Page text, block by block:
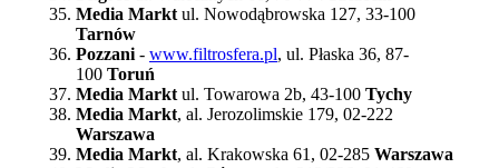
Media Markt ul. Nowodąbrowska 127, 33-100
Tarnów
Pozzani - www.filtrosfera.pl, ul. Płaska 36, 87-
100 Toruń
Media Markt ul. Towarowa 2b, 43-100 Tychy
Media Markt, al. Jerozolimskie 179, 02-222
Warszawa
Media Markt, al. Krakowska 61, 02-285 Warszawa